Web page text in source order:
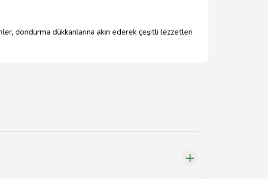
dondurma dükkanlarına akın ederek çeşitli lezzetleri